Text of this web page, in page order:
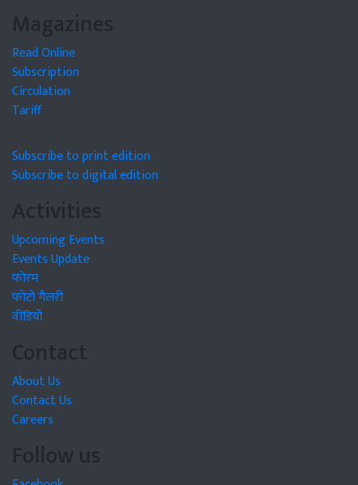
Magazines
Read Online
Subscription
Circulation
Tariff
Subscribe to print edition
Subscribe to digital edition
Activities
Upcoming Events
Events Update
फोरम
फोटो गैलरी
वीडियो
Contact
About Us
Contact Us
Careers
Follow us